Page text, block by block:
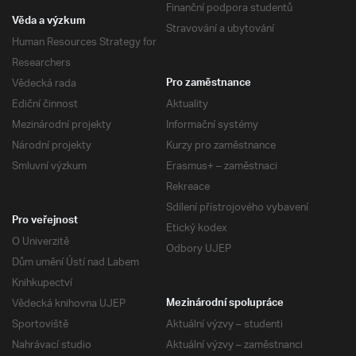
Finanční podpora studentů
Stravování a ubytování
Věda a výzkum
Human Resources Strategy for
Researchers
Vědecká rada
Ediční činnost
Mezinárodní projekty
Národní projekty
Smluvní výzkum
Pro zaměstnance
Aktuality
Informační systémy
Kurzy pro zaměstnance
Erasmus+ – zaměstnaci
Rekreace
Sdílení přístrojového vybavení
Etický kodex
Odbory UJEP
Pro veřejnost
O Univerzitě
Dům umění Ústí nad Labem
Knihkupectví
Vědecká knihovna UJEP
Sportoviště
Nahrávací studio
Mezinárodní spolupráce
Aktuální výzvy – studenti
Aktuální výzvy – zaměstnanci